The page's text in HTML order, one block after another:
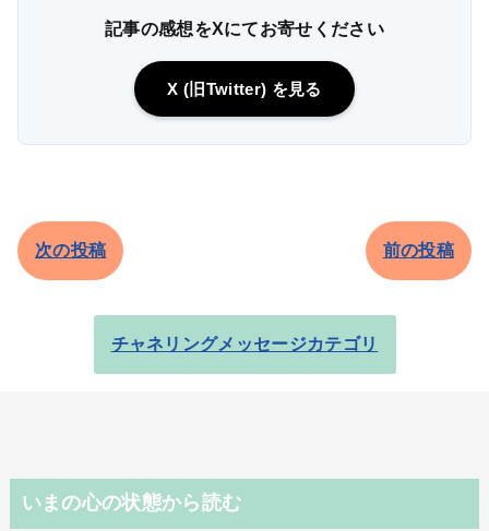
記事の感想をXにてお寄せください
X (旧Twitter) を見る
次の投稿 前の投稿
チャネリングメッセージカテゴリ
いまの心の状態から読む